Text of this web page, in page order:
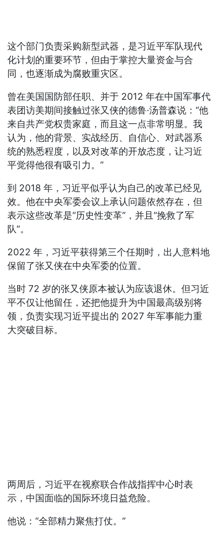
这个部门负责采购新型武器，是习近平军队现代
化计划的重要环节，但由于掌控大量资金与合
同，也逐渐成为腐败重灾区。
曾在美国国防部任职、并于 2012 年在中国军事代
表团访美期间接触过张又侠的德鲁·汤普森说：“他
来自共产党权贵家庭，而且这一点非常明显。我
认为，他的背景、实战经历、自信心、对武器系
统的熟悉程度，以及对改革的开放态度，让习近
平觉得他很有吸引力。”
到 2018 年，习近平似乎认为自己的改革已经见
效。他在中央军委会议上承认问题依然存在，但
表示这些改革是“历史性变革”，并且“挽救了军
队”。
2022 年，习近平获得第三个任期时，出人意料地
保留了张又侠在中央军委的位置。
当时 72 岁的张又侠原本被认为应该退休。但习近
平不仅让他留任，还把他提升为中国最高级别将
领，负责实现习近平提出的 2027 年军事能力重
大突破目标。
两周后，习近平在视察联合作战指挥中心时表
示，中国面临的国际环境日益危险。
他说：“全部精力聚焦打仗。”